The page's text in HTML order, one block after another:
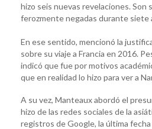
hizo seis nuevas revelaciones. Son
ferozmente negadas durante siete
En ese sentido, mencionó la
sobre su viaje a Francia en 2016.
indicó que fue por motivos
que en realidad lo hizo para ver a
A su vez, Manteaux abordó el
hizo de las redes sociales de la
registros de Google, la última